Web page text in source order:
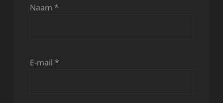
Naam *
E-mail *